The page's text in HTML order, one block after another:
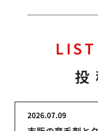
2026.07.09